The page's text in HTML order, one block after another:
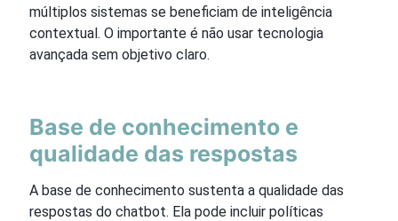
múltiplos sistemas se beneficiam de inteligência
contextual. O importante é não usar tecnologia
avançada sem objetivo claro.
Base de conhecimento e
qualidade das respostas
A base de conhecimento sustenta a qualidade das
respostas do chatbot. Ela pode incluir políticas